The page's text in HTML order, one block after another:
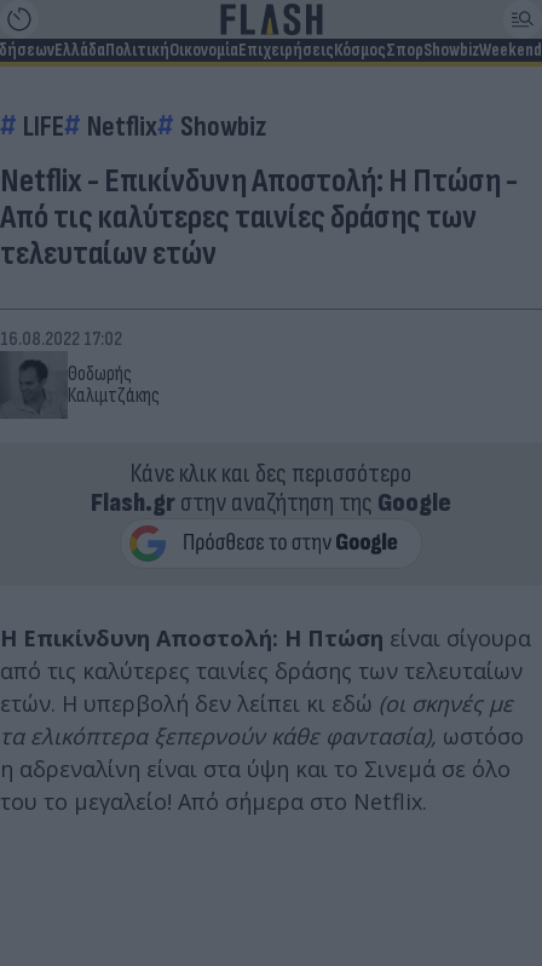
ΕλλάδαΠολιτικήΟικονομίαΕπιχειρήσειςΚόσμοςΣπορShowbizWeekend
LIFE Netflix Showbiz
Netflix - Επικίνδυνη Αποστολή: Η Πτώση -
Από τις καλύτερες ταινίες δράσης των
τελευταίων ετών
Θοδωρής
Καλιμτζάκης
16.08.2022 17:02
Κάνε κλικ και δες περισσότερο
Flash.grστην αναζήτηση της Google
Η Επικίνδυνη Αποστολή: Η Πτώση είναι σίγουρα
από τις καλύτερες ταινίες δράσης των τελευταίων
ετών. Η υπερβολή δεν λείπει κι εδώ (οι σκηνές με
τα ελικόπτερα ξεπερνούν κάθε φαντασία), ωστόσο
η αδρεναλίνη είναι στα ύψη και το Σινεμά σε όλο
του το μεγαλείο! Aπό σήμερα στο Netflix.